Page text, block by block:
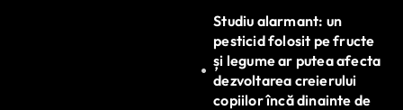
Studiu alarmant: un
pesticid folosit pe fructe
și legume ar putea afecta
dezvoltarea creierului
copiilor încă dinainte de